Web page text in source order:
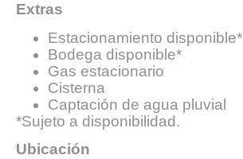
Extras
Estacionamiento disponible*
Bodega disponible*
Gas estacionario
Cisterna
Captación de agua pluvial
*Sujeto a disponibilidad.
Ubicación